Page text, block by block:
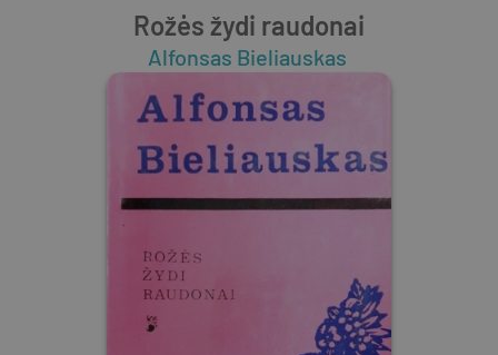
Rožės žydi raudonai
Alfonsas Bieliauskas